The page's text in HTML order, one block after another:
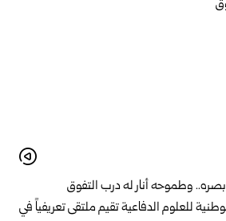
وطموحه أنار له درب التفوق